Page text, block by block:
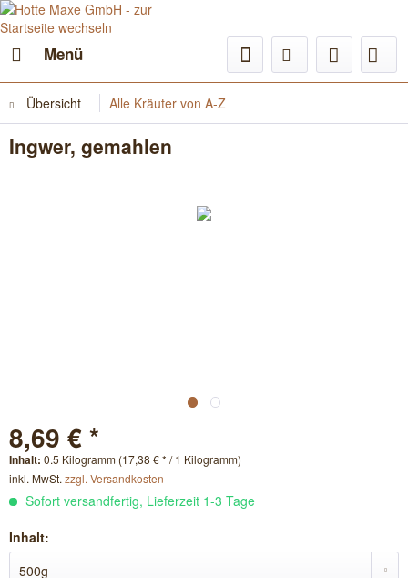
Menü
Übersicht Alle Kräuter von A-Z
Ingwer, gemahlen
8,69 € *
Inhalt: 0.5 Kilogramm (17,38 € * / 1 Kilogramm)
inkl. MwSt. zzgl. Versandkosten
Sofort versandfertig, Lieferzeit 1-3 Tage
Inhalt: